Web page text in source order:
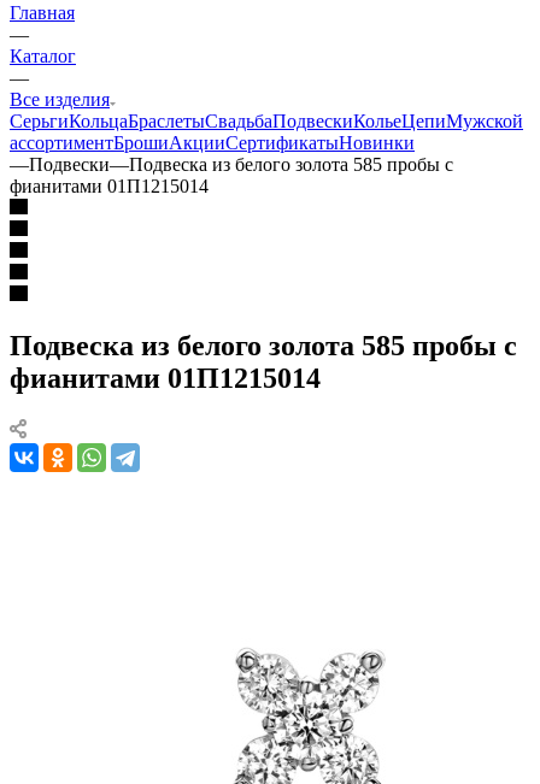
Главная
—
Каталог
—
Все изделия
СерьгиКольцаБраслетыСвадьбаПодвескиКольеЦепиМужской
ассортиментБрошиАкцииСертификатыНовинки
—Подвески—Подвеска из белого золота 585 пробы с
фианитами 01П1215014
Подвеска из белого золота 585 пробы с
фианитами 01П1215014